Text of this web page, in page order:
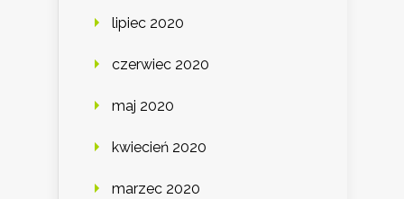
lipiec 2020
czerwiec 2020
maj 2020
kwiecień 2020
marzec 2020